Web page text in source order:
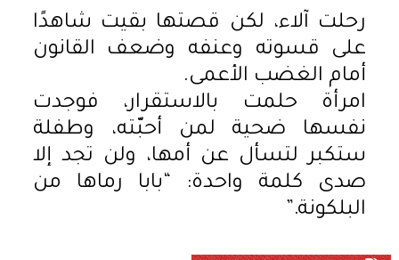
رحلت آلاء، لكن قصتها بقيت شاهدًا
على قسوته وعنفه وضعف القانون
أمام الغضب الأعمى.
امرأة حلمت بالاستقرار، فوجدت
نفسها ضحية لمن أحبّته، وطفلة
ستكبر لتسأل عن أمها، ولن تجد إلا
صدى كلمة واحدة: “بابا رماها من
البلكونة.”